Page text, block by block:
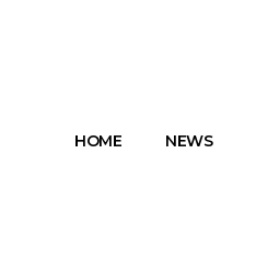
HOME NEWS